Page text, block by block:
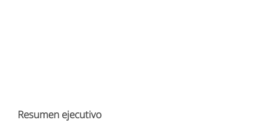
Resumen ejecutivo